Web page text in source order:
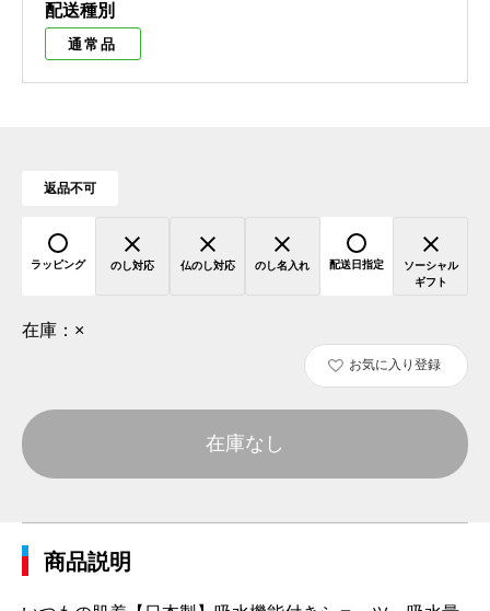
配送種別
通常品
返品不可
ラッピング のし対応 仏のし対応 のし名入れ 配送日指定
ソーシャル
ギフト
在庫： ×
お気に入り登録
在庫なし
商品説明